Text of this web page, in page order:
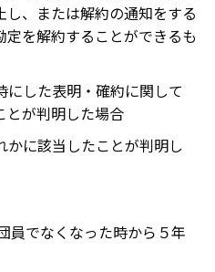
、または解約の通知をする
定を解約することができるも
にした表明・確約に関して
とが判明した場合
かに該当したことが判明し
員でなくなった時から５年